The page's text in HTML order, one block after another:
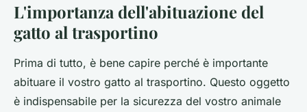
L'importanza dell'abituazione del
gatto al trasportino
Prima di tutto, è bene capire perché è importante
abituare il vostro gatto al trasportino. Questo oggetto
è indispensabile per la sicurezza del vostro animale